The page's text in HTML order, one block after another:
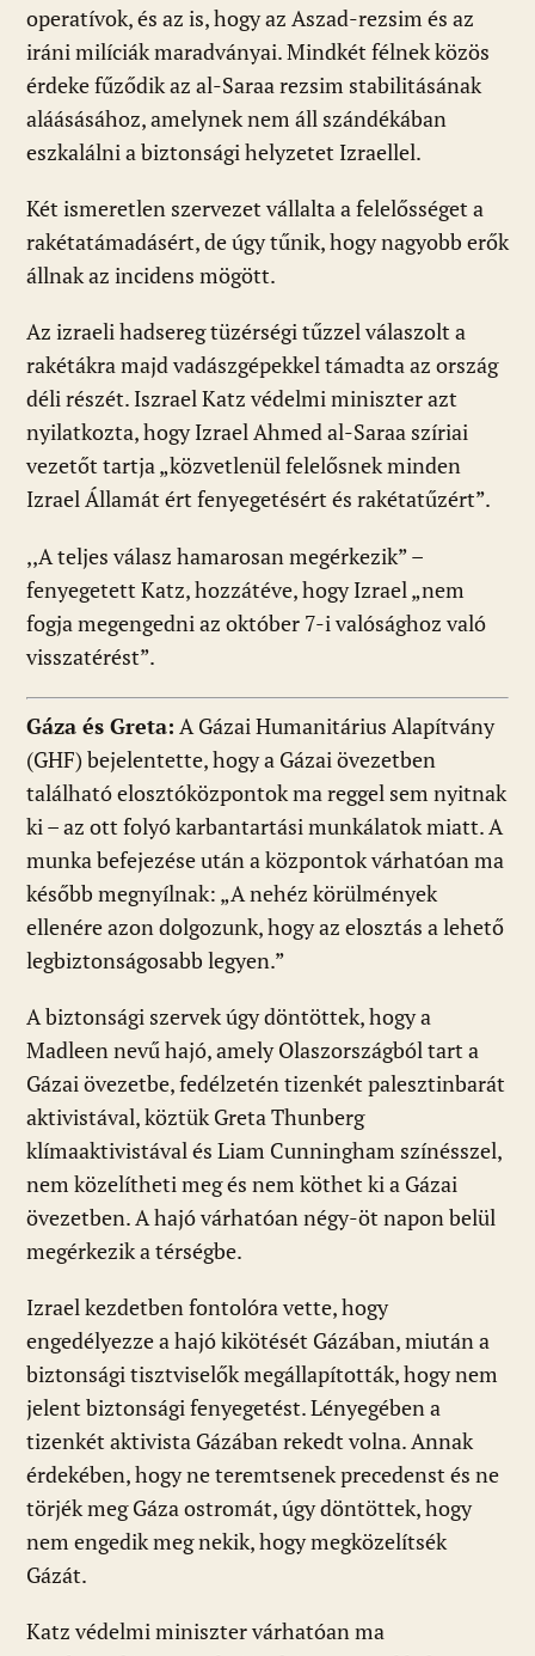
operatívok, és az is, hogy az Aszad-rezsim és az
iráni milíciák maradványai. Mindkét félnek közös
érdeke fűződik az al-Saraa rezsim stabilitásának
aláásásához, amelynek nem áll szándékában
eszkalálni a biztonsági helyzetet Izraellel.
Két ismeretlen szervezet vállalta a felelősséget a
rakétatámadásért, de úgy tűnik, hogy nagyobb erők
állnak az incidens mögött.
Az izraeli hadsereg tüzérségi tűzzel válaszolt a
rakétákra majd vadászgépekkel támadta az ország
déli részét. Iszrael Katz védelmi miniszter azt
nyilatkozta, hogy Izrael Ahmed al-Saraa szíriai
vezetőt tartja „közvetlenül felelősnek minden
Izrael Államát ért fenyegetésért és rakétatűzért”.
,,A teljes válasz hamarosan megérkezik” –
fenyegetett Katz, hozzátéve, hogy Izrael „nem
fogja megengedni az október 7-i valósághoz való
visszatérést”.
Gáza és Greta: A Gázai Humanitárius Alapítvány
(GHF) bejelentette, hogy a Gázai övezetben
található elosztóközpontok ma reggel sem nyitnak
ki – az ott folyó karbantartási munkálatok miatt. A
munka befejezése után a központok várhatóan ma
később megnyílnak: „A nehéz körülmények
ellenére azon dolgozunk, hogy az elosztás a lehető
legbiztonságosabb legyen.”
A biztonsági szervek úgy döntöttek, hogy a
Madleen nevű hajó, amely Olaszországból tart a
Gázai övezetbe, fedélzetén tizenkét palesztinbarát
aktivistával, köztük Greta Thunberg
klímaaktivistával és Liam Cunningham színésszel,
nem közelítheti meg és nem köthet ki a Gázai
övezetben. A hajó várhatóan négy-öt napon belül
megérkezik a térségbe.
Izrael kezdetben fontolóra vette, hogy
engedélyezze a hajó kikötését Gázában, miután a
biztonsági tisztviselők megállapították, hogy nem
jelent biztonsági fenyegetést. Lényegében a
tizenkét aktivista Gázában rekedt volna. Annak
érdekében, hogy ne teremtsenek precedenst és ne
törjék meg Gáza ostromát, úgy döntöttek, hogy
nem engedik meg nekik, hogy megközelítsék
Gázát.
Katz védelmi miniszter várhatóan ma